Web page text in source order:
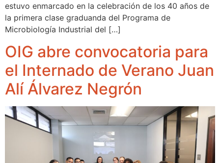
estuvo enmarcado en la celebración de los 40 años de
la primera clase graduanda del Programa de
Microbiología Industrial del […]
OIG abre convocatoria para
el Internado de Verano Juan
Alí Álvarez Negrón